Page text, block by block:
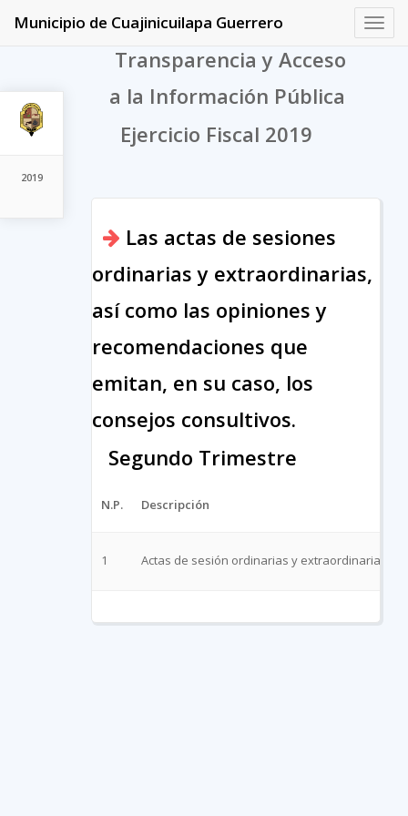
2019
Municipio de Cuajinicuilapa Guerrero
Transparencia y Acceso
a la Información Pública
Ejercicio Fiscal 2019
Las actas de sesiones
ordinarias y extraordinarias,
así como las opiniones y
recomendaciones que
emitan, en su caso, los
consejos consultivos.
Segundo Trimestre
N.P. Descripción
1 Actas de sesión ordinarias y extraordinarias ,